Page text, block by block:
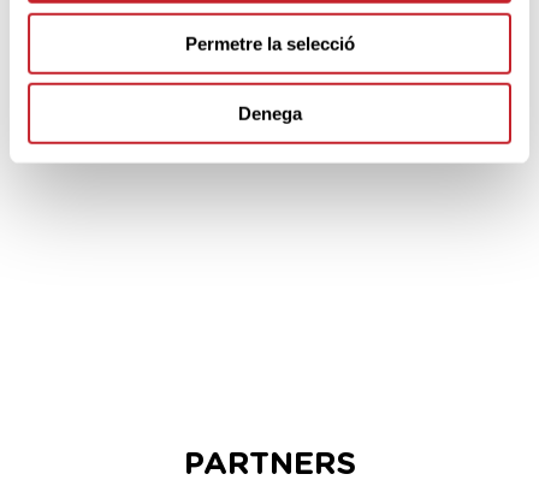
Permetre la selecció
Denega
SPONSORS
PARTNERS